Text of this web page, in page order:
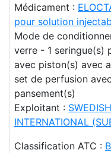
Médicament :
pour solution
Mode de
verre - 1 seringue(s)
avec piston(s) avec
set de perfusion
pansement(s)
Exploitant :
INTERNATIONAL
Classification ATC :